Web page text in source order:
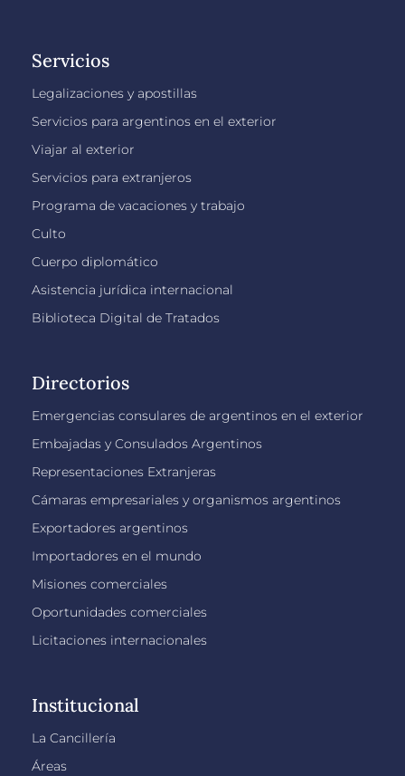
Servicios
Legalizaciones y apostillas
Servicios para argentinos en el exterior
Viajar al exterior
Servicios para extranjeros
Programa de vacaciones y trabajo
Culto
Cuerpo diplomático
Asistencia jurídica internacional
Biblioteca Digital de Tratados
Directorios
Emergencias consulares de argentinos en el exterior
Embajadas y Consulados Argentinos
Representaciones Extranjeras
Cámaras empresariales y organismos argentinos
Exportadores argentinos
Importadores en el mundo
Misiones comerciales
Oportunidades comerciales
Licitaciones internacionales
Institucional
La Cancillería
Áreas